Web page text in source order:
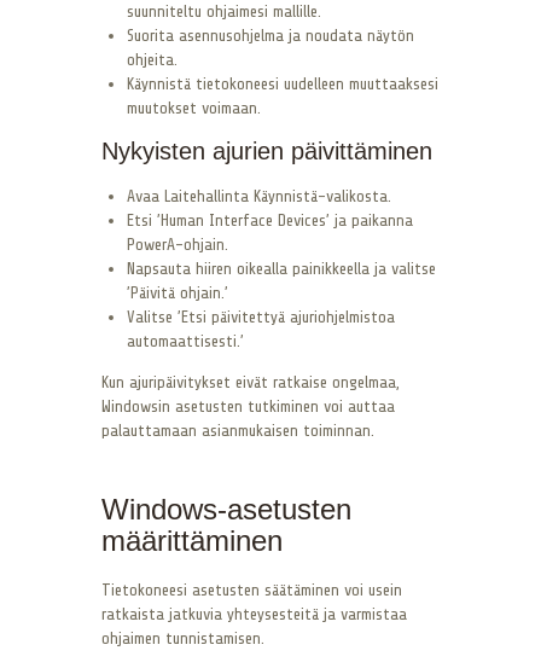
suunniteltu ohjaimesi mallille.
Suorita asennusohjelma ja noudata näytön
ohjeita.
Käynnistä tietokoneesi uudelleen muuttaaksesi
muutokset voimaan.
Nykyisten ajurien päivittäminen
Avaa Laitehallinta Käynnistä-valikosta.
Etsi ’Human Interface Devices’ ja paikanna
PowerA-ohjain.
Napsauta hiiren oikealla painikkeella ja valitse
’Päivitä ohjain.’
Valitse ’Etsi päivitettyä ajuriohjelmistoa
automaattisesti.’
Kun ajuripäivitykset eivät ratkaise ongelmaa,
Windowsin asetusten tutkiminen voi auttaa
palauttamaan asianmukaisen toiminnan.
Windows-asetusten
määrittäminen
Tietokoneesi asetusten säätäminen voi usein
ratkaista jatkuvia yhteysesteitä ja varmistaa
ohjaimen tunnistamisen.